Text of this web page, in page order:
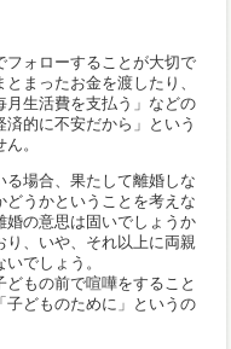
フォローすることが大切で
まったお金を渡したり、
月生活費を支払う」などの
的に不安だから」という
。
場合、果たして離婚しな
うかということを考えな
婚の意思は固いでしょうか
り、いや、それ以上に両親
でしょう。
もの前で喧嘩をすること
子どものために」というの